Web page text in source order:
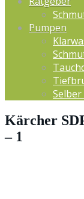
Pumpen
Kärcher
– 1